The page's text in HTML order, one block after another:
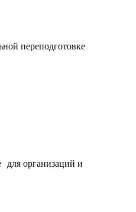
переподготовке
для организаций и